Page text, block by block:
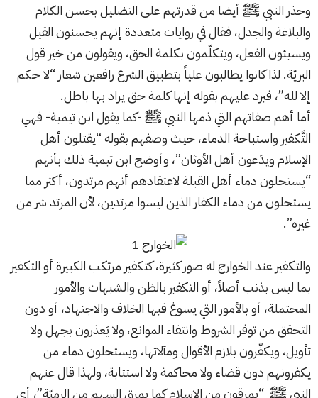
وحذر النبي ﷺ أيضا من قدرتهم على التضليل بحسن الكلام
والبلاغة والجدل، فقال في روايات متعددة إنهم يحسنون القيل
ويسيئون الفعل، ويتكلّمون بكلمة الحق، ويقولون من خير قول
البريّة. لذا كانوا يطالبون علياً بتطبيق الشرع رافعين شعار “لا حكم
إلا لله”، فيرد عليهم بقوله إنها كلمة حق يراد بها باطل.
أما أهم صفاتهم التي ذمها النبي ﷺ -كما يقول ابن تيمية- فهي
التَّكفير واستباحة الدماء، حيث وصفهم بقوله “يقتلون أهل
الإسلام ويدَعون أهل الأوثان”، وأوضح ابن تيمية ذلك بأنهم
“يستحلون دماء أهل القبلة لاعتقادهم أنهم مرتدون، أكثر مما
يستحلون من دماء الكفار الذين ليسوا مرتدين، لأن المرتد شر من
غيره”.
والتكفير عند الخوارج له صور كثيرة، كتكفير مرتكب الكبيرة أو التكفير
بما ليس بذنب أصلاً، أو التكفير بالظن والشبهات والأمور
المحتملة، أو بالأمور التي يسوغ فيها الخلاف والاجتهاد، أو دون
التحقق من توفر الشروط وانتفاء الموانع، ولا يَعذرون بجهل ولا
تأويل، ويكفّرون بلازم الأقوال ومآلاتها، ويستحلون دماء من
يكفرونهم دون قضاء ولا محاكمة ولا استتابة، ولهذا قال عنهم
النبي ﷺ “يمرقون من الإسلام كما يمرق السهم من الرميّة”، أي